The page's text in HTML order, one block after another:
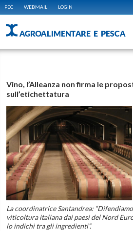
PEC WEBMAIL LOGIN
AGROALIMENTARE E PESCA
Vino, l’Alleanza non firma le
sull’etichettatura
La coordinatrice Santandrea:
viticoltura italiana dai paesi del Nord
lo indichi tra gli ingredienti”.